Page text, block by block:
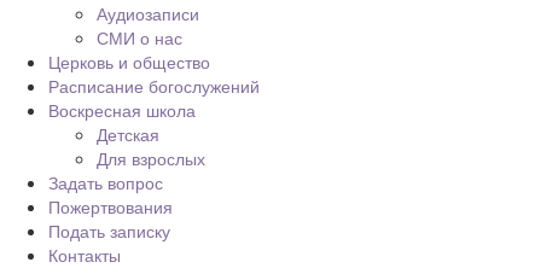
Аудиозаписи
СМИ о нас
Церковь и общество
Расписание богослужений
Воскресная школа
Детская
Для взрослых
Задать вопрос
Пожертвования
Подать записку
Контакты